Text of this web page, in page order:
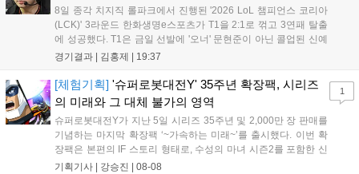
8일 종각 치지직 롤파크에서 진행된 '2026 LoL 챔피언스 코리아
(LCK)' 3라운드 한화생명e스포츠가 T1을 2:1로 꺾고 3연패 탈출
에 성공했다. T1은 금일 선발에 '오너' 문현준이 아닌 콜업된 신예
'페인터' 김은후를 투입했지만, 결국 1:2로 패배하고 말았다. T1은
을 빼냈다....
경기결과 | 김홍제 19:37
[체험기획] '슈퍼로봇대전Y' 35주년 확장팩, 시리즈
의 미래와 그 대체 불가의 영역
슈퍼로봇대전Y가 지난 5일 시리즈 35주년 및 2,000만 장 판매를
기념하는 마지막 확장팩 ‘~가속하는 미래~’를 출시했다. 이번 확
장팩은 본편의 IF 스토리 형태로, 수성의 마녀 시즌2를 포함한 신
규 참전작과 크로스오버 합체기를 선보이며 작품을 완결 짓는다.
기획기사 | 강승진 08-08
1